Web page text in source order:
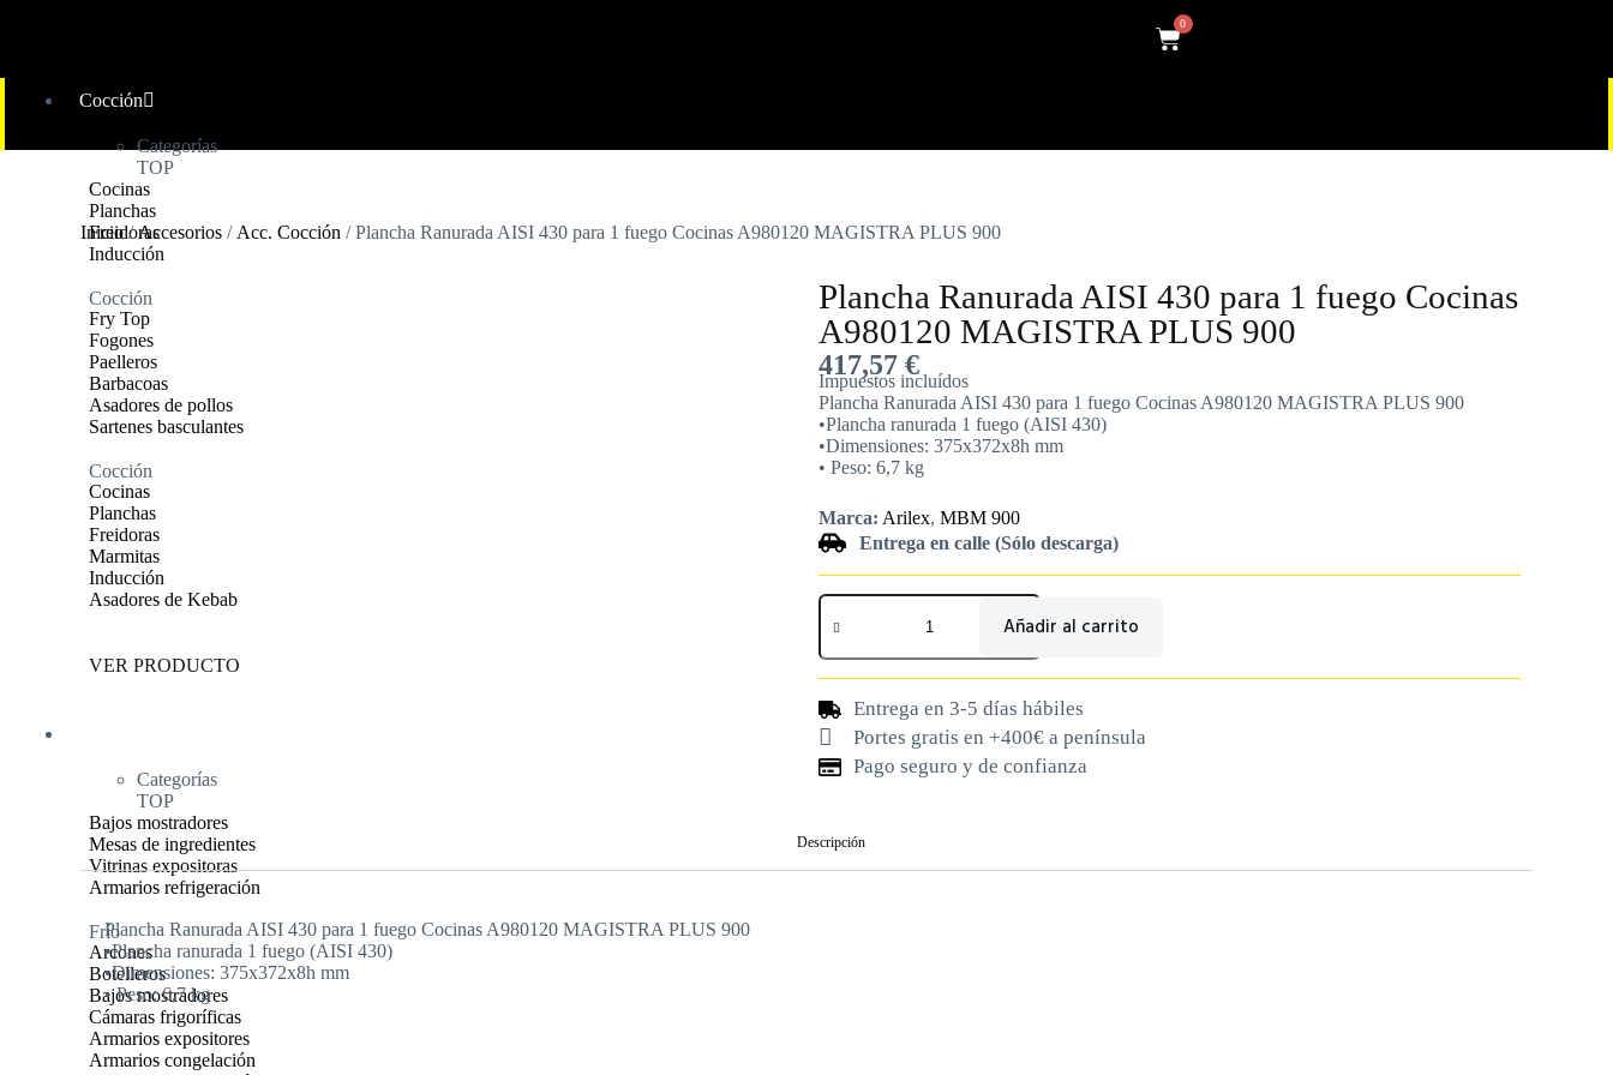
0
Cocción
Categorías
TOP
Cocinas
Planchas
Freidoras
Inducción
Cocción
Fry Top
Fogones
Paelleros
Barbacoas
Asadores de pollos
Sartenes basculantes
Cocción
Cocinas
Planchas
Freidoras
Marmitas
Inducción
Asadores de Kebab
VER PRODUCTO
Categorías
TOP
Bajos mostradores
Mesas de ingredientes
Vitrinas expositoras
Armarios refrigeración
Frío
Arcones
Botelleros
Bajos mostradores
Cámaras frigoríficas
Armarios expositores
Armarios congelación
Inicio/Accesorios / Acc. Cocción / Plancha Ranurada AISI 430 para 1 fuego Cocinas A980120 MAGISTRA PLUS 900
Plancha Ranurada AISI 430 para 1 fuego Cocinas
A980120 MAGISTRA PLUS 900
417,57 €
Impuestos incluídos
Plancha Ranurada AISI 430 para 1 fuego Cocinas A980120 MAGISTRA PLUS 900
•Plancha ranurada 1 fuego (AISI 430)
•Dimensiones: 375x372x8h mm
• Peso: 6,7 kg
Marca: Arilex, MBM 900
Entrega en calle (Sólo descarga)
Añadir al carrito
Entrega en 3-5 días hábiles
Portes gratis en +400€ a península
Pago seguro y de confianza
Descripción
Plancha Ranurada AISI 430 para 1 fuego Cocinas A980120 MAGISTRA PLUS 900
•Plancha ranurada 1 fuego (AISI 430)
•Dimensiones: 375x372x8h mm
• Peso: 6,7 kg